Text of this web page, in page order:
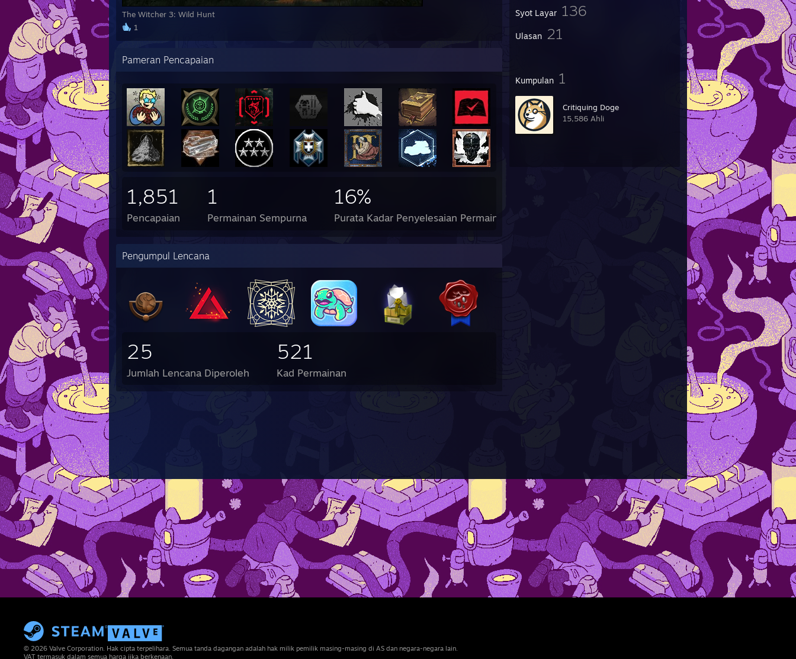
Syot Layar 136
Ulasan 21
Kumpulan 1
Critiquing Doge
15,586 Ahli
The Witcher 3: Wild Hunt
1
Pameran Pencapaian
1,851
Pencapaian
1
Permainan Sempurna
16%
Purata Kadar Penyelesaian Permainan
Pengumpul Lencana
25
Jumlah Lencana Diperoleh
521
Kad Permainan
© 2026 Valve Corporation. Hak cipta terpelihara. Semua tanda dagangan adalah hak milik pemilik masing-masing di AS dan negara-negara lain.
VAT termasuk dalam semua harga jika berkenaan.